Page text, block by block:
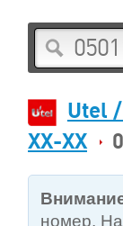
Utel
XX-XX
номер.